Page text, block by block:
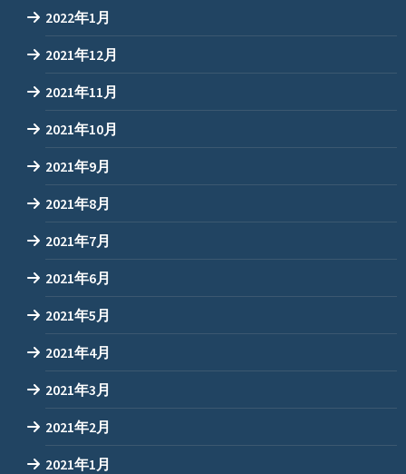
2022年1月
2021年12月
2021年11月
2021年10月
2021年9月
2021年8月
2021年7月
2021年6月
2021年5月
2021年4月
2021年3月
2021年2月
2021年1月